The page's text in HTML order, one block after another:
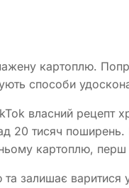
картоплю.
способи
власний рецепт
20 тисяч
картоплю,
залишає варитися